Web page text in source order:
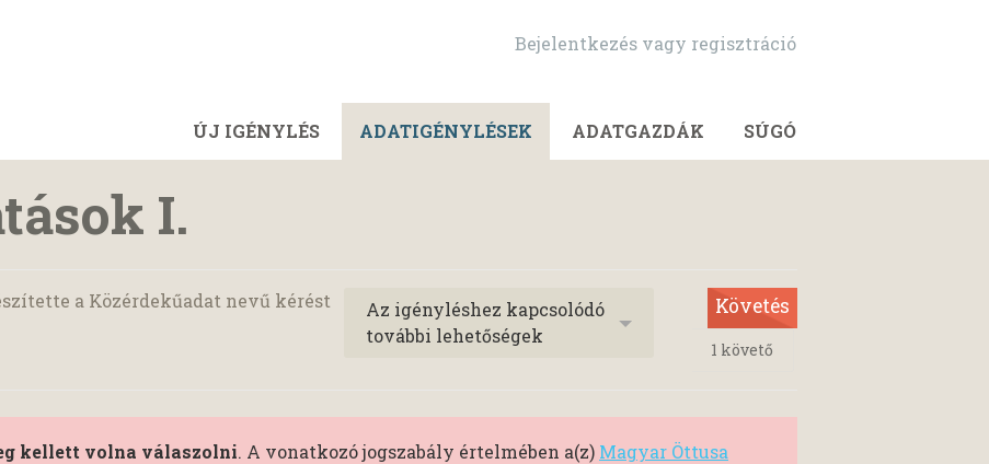
Bejelentkezés vagy regisztráció
ÚJ IGÉNYLÉS ADATIGÉNYLÉSEK ADATGAZDÁK SÚGÓ
I.
a Közérdekűadat nevű kérést
Az igényléshez kapcsolódó
további lehetőségek
Követés
1 követő
kellett volna válaszolni. A vonatkozó jogszabály értelmében a(z) Magyar Öttusa